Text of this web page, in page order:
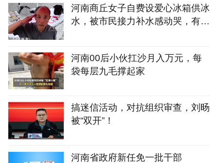
河南商丘女子自费设爱心冰箱供冰
水，被市民接力补水感动哭，有大
河南00后小伙扛沙月入万元，每
袋每层九毛撑起家
搞迷信活动，对抗组织审查，刘旸
被“双开”！
河南省政府新任免一批干部